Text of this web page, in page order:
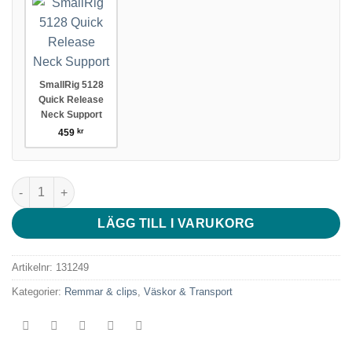
SmallRig 5128
Quick Release
Neck Support
459 kr
SmallRig 5126 Quick Release Neck Support Till Action
LÄGG TILL I VARUKORG
Artikelnr: 131249
Kategorier: Remmar & clips, Väskor & Transport